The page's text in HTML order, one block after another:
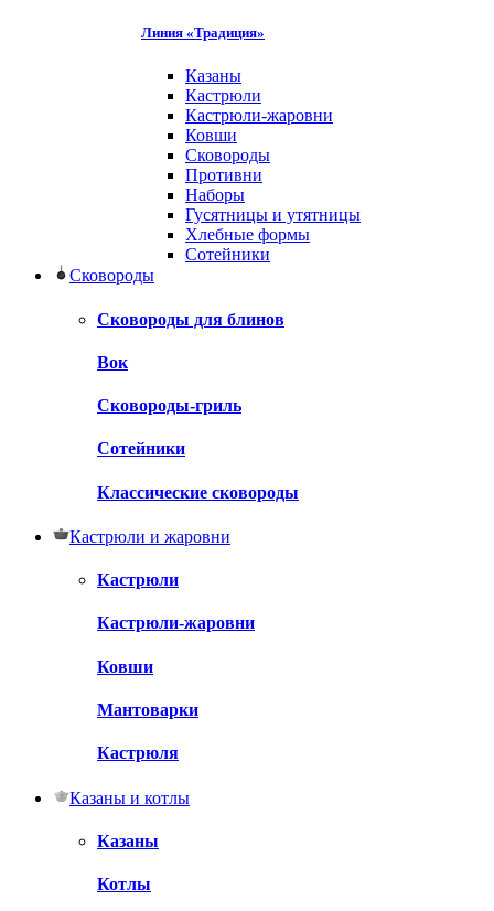
Линия «Традиция»
Казаны
Кастрюли
Кастрюли-жаровни
Ковши
Сковороды
Противни
Наборы
Гусятницы и утятницы
Хлебные формы
Сотейники
Сковороды
Сковороды для блинов
Вок
Сковороды-гриль
Сотейники
Классические сковороды
Кастрюли и жаровни
Кастрюли
Кастрюли-жаровни
Ковши
Мантоварки
Кастрюля
Казаны и котлы
Казаны
Котлы